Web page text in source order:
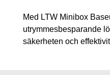
Med LTW Minibox
utrymmesbesparande
säkerheten och